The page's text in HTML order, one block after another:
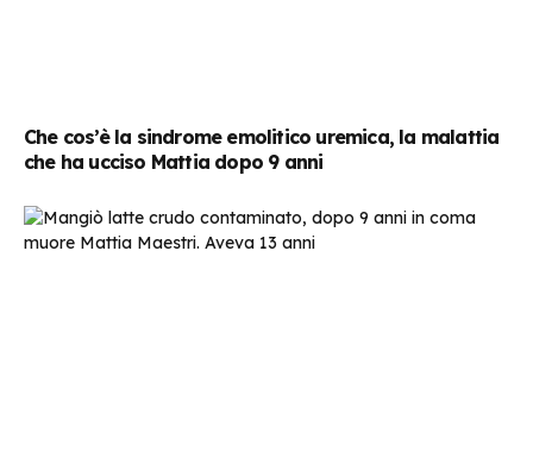
Che cos’è la sindrome emolitico uremica, la malattia
che ha ucciso Mattia dopo 9 anni